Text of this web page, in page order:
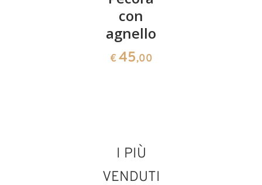
con
agnello
€45,00
I PIÙ
VENDUTI